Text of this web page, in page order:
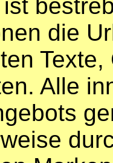
ist
die
Alle